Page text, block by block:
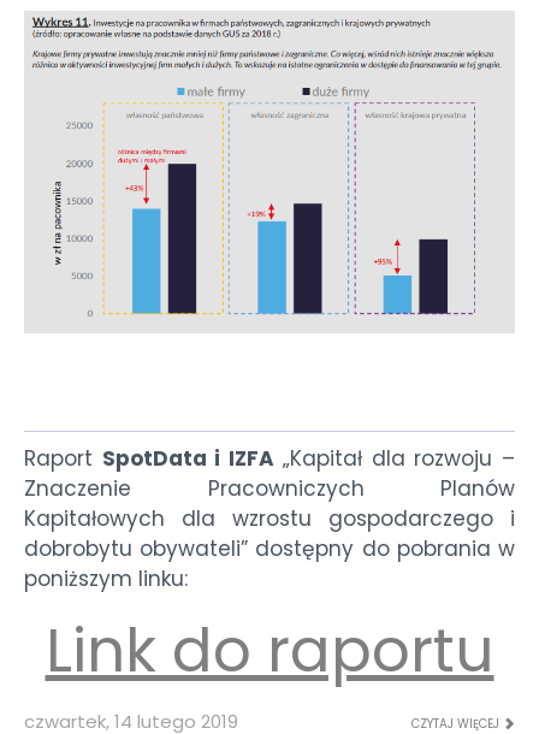
Raport SpotData i IZFA „Kapitał dla rozwoju –
Znaczenie Pracowniczych Planów
Kapitałowych dla wzrostu gospodarczego i
dobrobytu obywateli” dostępny do pobrania w
poniższym linku:
Link do raportu
czwartek, 14 lutego 2019 CZYTAJ WIĘCEJ